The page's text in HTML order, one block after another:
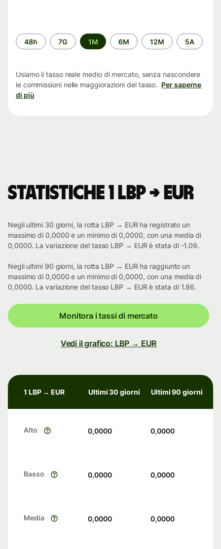
Periodo
di
48h 7G 1M 6M 12M 5A
Usiamo il tasso reale medio di mercato, senza nascondere
le commissioni nelle maggiorazioni del tasso. Per saperne
di più
Statistiche 1 LBP → EUR
Negli ultimi 30 giorni, la rotta LBP → EUR ha registrato un
massimo di 0,0000 e un minimo di 0,0000, con una media di
0,0000. La variazione del tasso LBP → EUR è stata di -1.09.
Negli ultimi 90 giorni, la rotta LBP → EUR ha raggiunto un
massimo di 0,0000 e un minimo di 0,0000, con una media di
0,0000. La variazione del tasso LBP → EUR è stata di 1.86.
Monitora i tassi di mercato
Vedi il grafico: LBP → EUR
1 LBP → EUR Ultimi 30 giorni Ultimi 90 giorni
Alto 0,0000 0,0000
Basso 0,0000 0,0000
Media 0,0000 0,0000